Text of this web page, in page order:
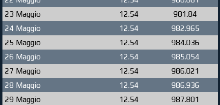
23 Maggio
12.54
981.84
24 Maggio
12.54
982.965
25 Maggio
12.54
984.036
26 Maggio
12.54
985.054
27 Maggio
12.54
986.021
28 Maggio
12.54
986.936
29 Maggio
12.54
987.801